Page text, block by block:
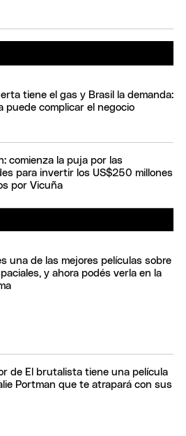
tiene el gas y Brasil la demanda:
puede complicar el negocio
comienza la puja por las
para invertir los US$250 millones
por Vicuña
una de las mejores películas sobre
y ahora podés verla en la
de El brutalista tiene una película
Portman que te atrapará con sus